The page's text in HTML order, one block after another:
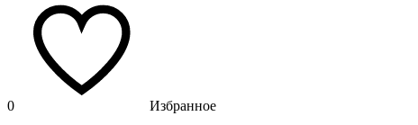
0 Избранное